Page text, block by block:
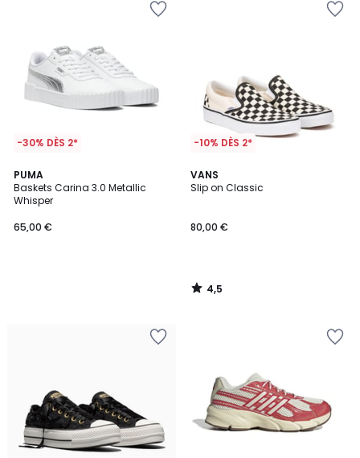
-30% DÈS 2*
PUMA
Baskets Carina 3.0 Metallic
Whisper
65,00 €
-10% DÈS 2*
VANS
Slip on Classic
80,00 €
4,5
/ 5
4,5
/